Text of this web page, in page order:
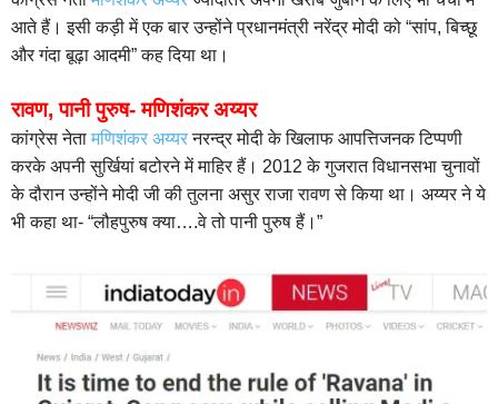
आते हैं। इसी कड़ी में एक बार उन्होंने प्रधानमंत्री नरेंद्र मोदी को “सांप, बिच्छू
और गंदा बूढ़ा आदमी” कह दिया था।
रावण, पानी पुरुष- मणिशंकर अय्यर
कांग्रेस नेता मणिशंकर अय्यरनरन्द्र मोदी के खिलाफ आपत्तिजनक टिप्पणी
करके अपनी सुर्खियां बटोरने में माहिर हैं। 2012 के गुजरात विधानसभा चुनावों
के दौरान उन्होंने मोदी जी की तुलना असुर राजा रावण से किया था। अय्यर ने ये
भी कहा था- “लौहपुरुष क्या….वे तो पानी पुरुष हैं।”